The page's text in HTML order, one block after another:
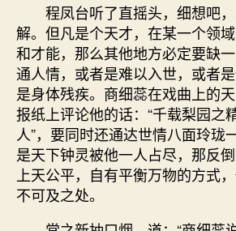
程凤台听了直摇头，细想吧，
解。但凡是个天才，在某一个领
和才能，那么其他地方必定要缺
通人情，或者是难以入世，或者
是身体残疾。商细蕊在戏曲上的
报纸上评论他的话：“千载梨园之
人”，要同时还通达世情八面玲珑
是天下钟灵被他一人占尽，那反
上天公平，自有平衡万物的方式
不可及之处。